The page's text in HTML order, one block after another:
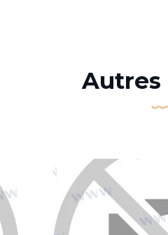
Autres